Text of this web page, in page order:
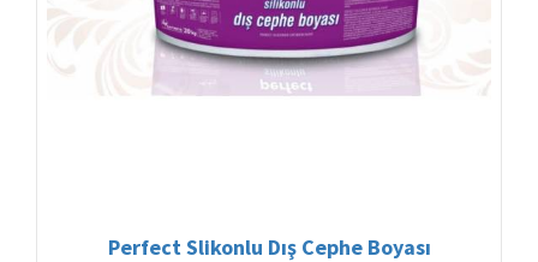
Perfect Slikonlu Dış Cephe Boyası